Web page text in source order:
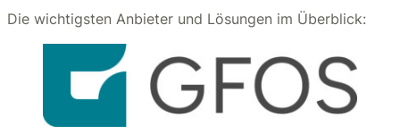
Die wichtigsten Anbieter und Lösungen im Überblick: